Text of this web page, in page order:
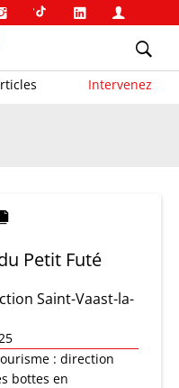
Intervenez
Petit Futé
Saint-Vaast-la-
: direction
bottes en